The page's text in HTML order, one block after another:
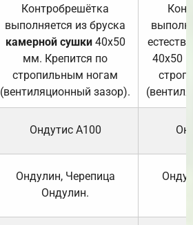
Контробрешётка
выполняется из бруска
камерной сушки40х50
мм. Крепится по
стропильным ногам
(вентиляционный зазор).
40х50
Ондутис А100
Ондулин, Черепица
Ондулин.